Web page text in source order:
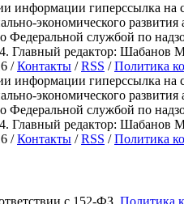
гиперссылка на
экономического
Федеральной службой по
редактор: Шабанов
/Контакты /RSS /Политика
гиперссылка на
экономического
Федеральной службой по
редактор: Шабанов
/Контакты /RSS /Политика
с 152-ФЗ. Политика